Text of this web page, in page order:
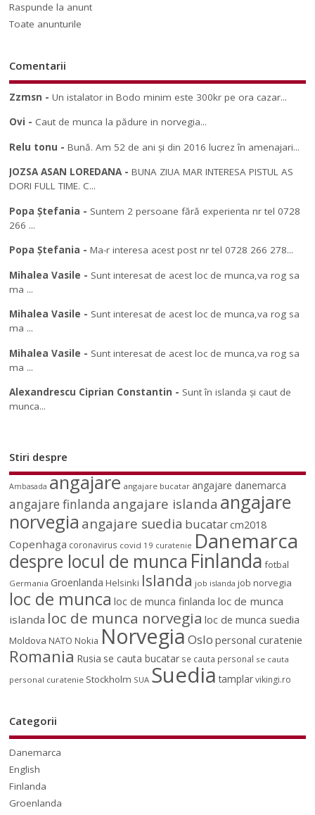
Raspunde la anunt
Toate anunturile
Comentarii
Zzmsn -Un istalator in Bodo minim este 300kr pe ora cazar...
Ovi - Caut de munca la pădure in norvegia...
Relu tonu -Bună. Am 52 de ani și din 2016 lucrez în amenajari...
JOZSA ASAN LOREDANA-BUNA ZIUA MAR INTERESA PISTUL AS
DORI FULL TIME. C...
Popa Ștefania - Suntem 2 persoane fără experienta nr tel 0728
266 ...
Popa Ștefania -Ma-r interesa acest post nr tel 0728 266 278...
Mihalea Vasile - Sunt interesat de acest loc de munca,va rog sa
ma ...
Mihalea Vasile - Sunt interesat de acest loc de munca,va rog sa
ma ...
Mihalea Vasile - Sunt interesat de acest loc de munca,va rog sa
ma ...
Alexandrescu Ciprian Constantin - Sunt în islanda și caut de
munca...
Stiri despre
Ambasada angajare angajare bucatar angajare danemarca
angajare finlanda angajare islanda angajare
norvegia angajare suedia bucatarcm2018
Copenhaga coronavirus covid 19 curatenie Danemarca
despre locul de munca Finlanda fotbal
Germania Groenlanda Helsinki Islanda job islanda job norvegia
loc de munca loc de munca finlanda loc de munca
islanda loc de munca norvegia loc de munca suedia
Moldova NATO Nokia NorvegiaOslo personal curatenie
Romania Rusia se cauta bucatar se cauta personal se cauta
personal curatenie Stockholm SUA Suedia tamplar vikingi.ro
Categorii
Danemarca
English
Finlanda
Groenlanda